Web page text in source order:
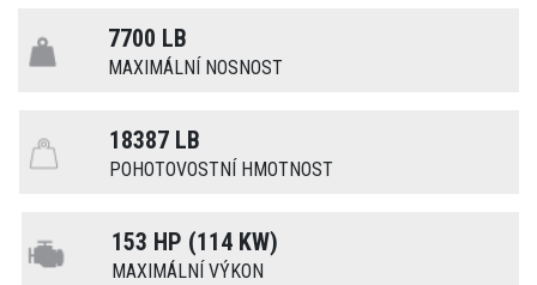
7700 LB
MAXIMÁLNÍ NOSNOST
18387 LB
POHOTOVOSTNÍ HMOTNOST
153 HP (114 KW)
MAXIMÁLNÍ VÝKON